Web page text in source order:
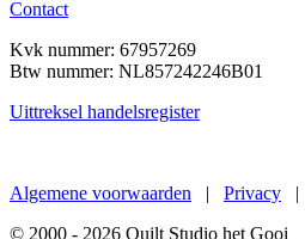
Contact
Kvk nummer: 67957269
Btw nummer: NL857242246B01
Uittreksel handelsregister
Algemene voorwaarden | Privacy |
© 2000 - 2026 Quilt Studio het Gooi